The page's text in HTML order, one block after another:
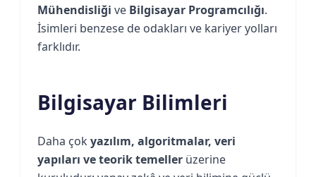
Mühendisliği ve Bilgisayar Programcılığı.
İsimleri benzese de odakları ve kariyer yolları
farklıdır.
Bilgisayar Bilimleri
Daha çok yazılım, algoritmalar, veri
yapıları ve teorik temeller üzerine